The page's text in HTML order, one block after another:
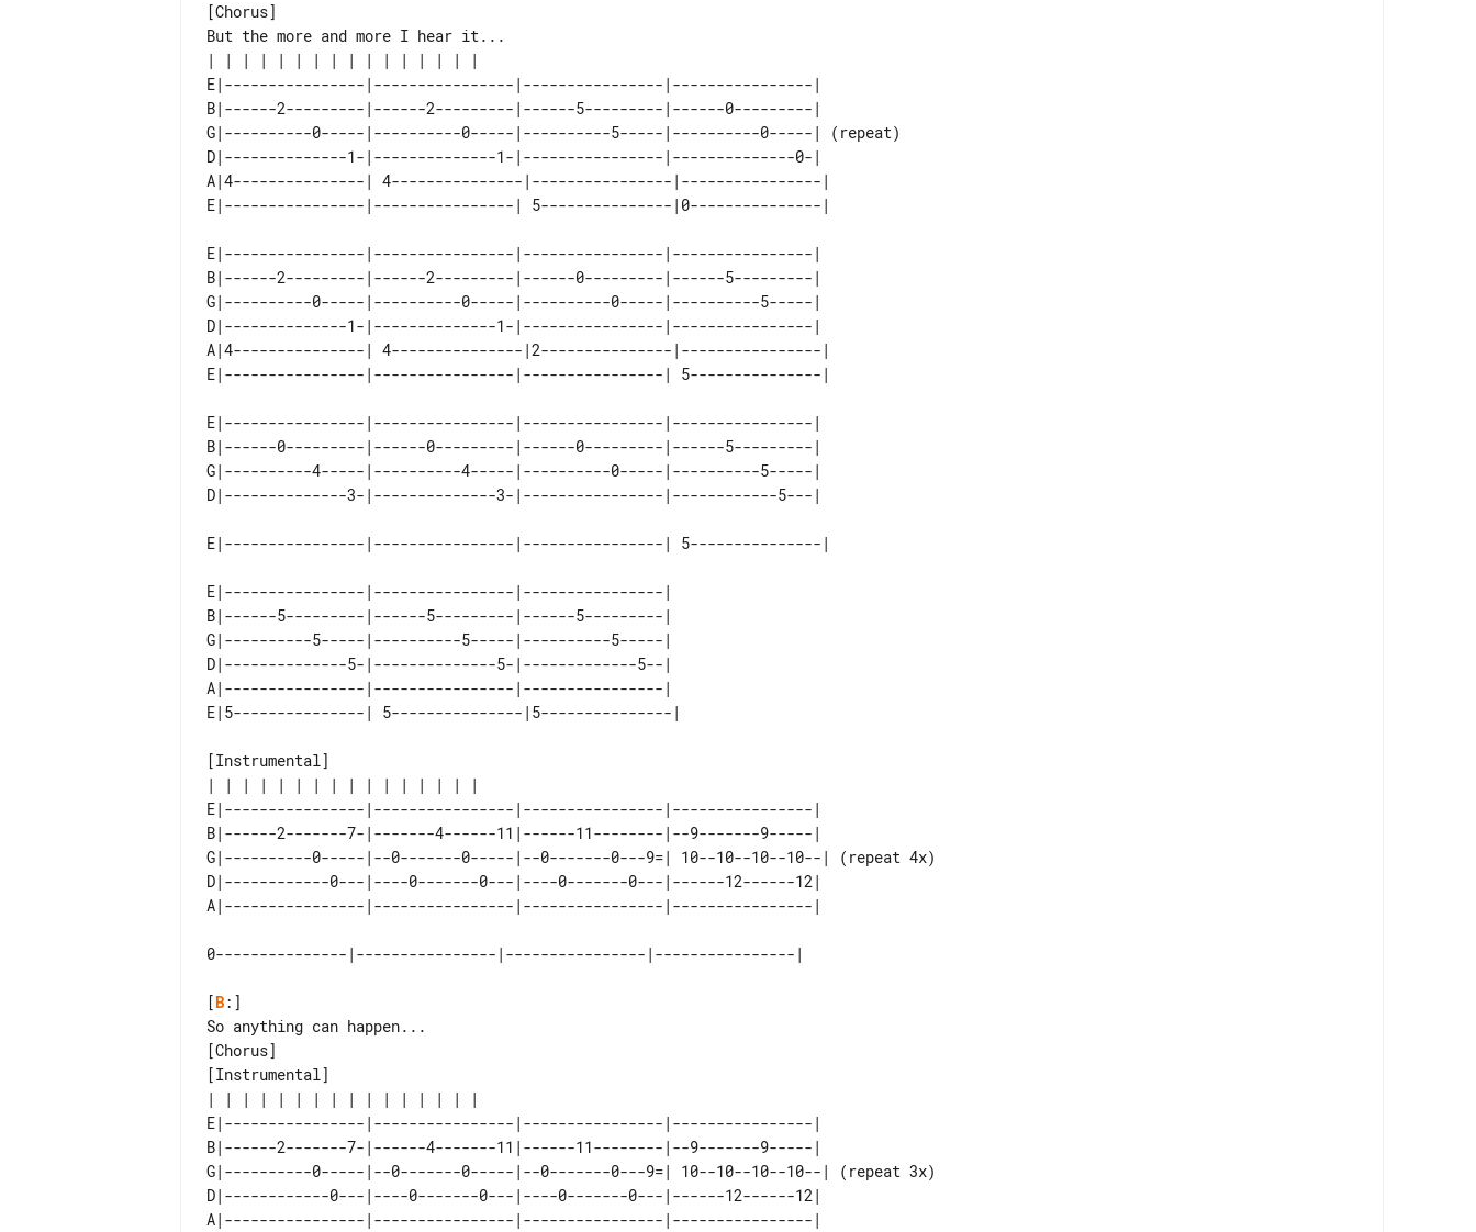
[Chorus]
But the more and more I hear it...
E|----------------|----------------|----------------|----------------|
B|------2---------|------2---------|------5---------|------0---------|
G|----------0-----|----------0-----|----------5-----|----------0-----| (repeat)
D|--------------1-|--------------1-|----------------|--------------0-|
A|4---------------| 4---------------|----------------|----------------|
E|----------------|----------------|----------------|----------------|
B|------2---------|------2---------|------0---------|------5---------|
G|----------0-----|----------0-----|----------0-----|----------5-----|
D|--------------1-|--------------1-|----------------|----------------|
A|4---------------| 4---------------|2---------------|----------------|
E|----------------|----------------|----------------|----------------|
B|------0---------|------0---------|------0---------|------5---------|
G|----------4-----|----------4-----|----------0-----|----------5-----|
E|----------------|----------------|----------------|
B|------5---------|------5---------|------5---------|
G|----------5-----|----------5-----|----------5-----|
D|--------------5-|--------------5-|-------------5--|
A|----------------|----------------|----------------|
[Instrumental]
E|----------------|----------------|----------------|----------------|
B|------2-------7-|-------4------11|------11--------|--9-------9-----|
G|----------0-----|--0-------0-----|--0-------0---9=| 10--10--10--10--| (repeat 4x)
D|------------0---|----0-------0---|----0-------0---|------12------12|
0---------------|----------------|----------------|----------------|
[B:]
So anything can happen...
[Chorus]
[Instrumental]
E|----------------|----------------|----------------|----------------|
B|------2-------7-|------4-------11|------11--------|--9-------9-----|
G|----------0-----|--0-------0-----|--0-------0---9=| 10--10--10--10--| (repeat 3x)
D|------------0---|----0-------0---|----0-------0---|------12------12|